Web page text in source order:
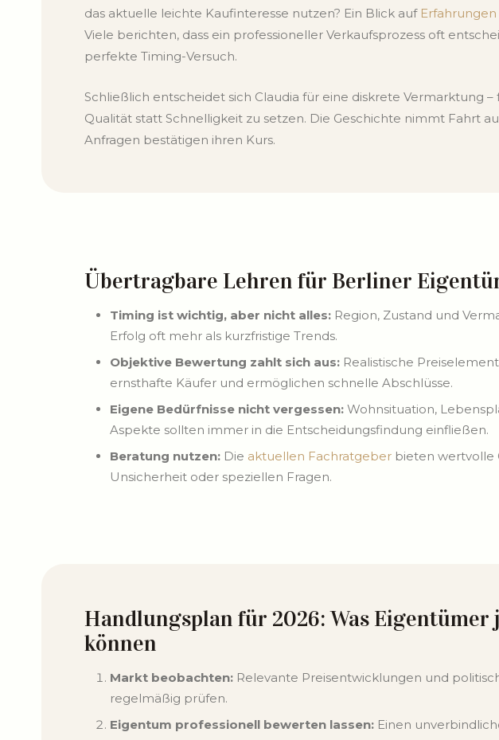
das aktuelle leichte Kaufinteresse nutzen? Ein Blick auf
Viele berichten, dass ein professioneller Verkaufsprozess oft
perfekte Timing-Versuch.
Schließlich entscheidet sich Claudia für eine diskrete Vermarktung –
Qualität statt Schnelligkeit zu setzen. Die Geschichte nimmt Fahrt
Anfragen bestätigen ihren Kurs.
Übertragbare Lehren für Berliner
Timing ist wichtig, aber nicht alles:Region, Zustand und
Erfolg oft mehr als kurzfristige Trends.
Objektive Bewertung zahlt sich aus:Realistische
ernsthafte Käufer und ermöglichen schnelle Abschlüsse.
Eigene Bedürfnisse nicht vergessen:Wohnsituation,
Aspekte sollten immer in die Entscheidungsfindung einfließen.
Beratung nutzen:Die aktuellen Fachratgeberbieten wertvolle
Unsicherheit oder speziellen Fragen.
Handlungsplan für 2026: Was
können
Markt beobachten:Relevante Preisentwicklungen und
regelmäßig prüfen.
Eigentum professionell bewerten lassen:Einen